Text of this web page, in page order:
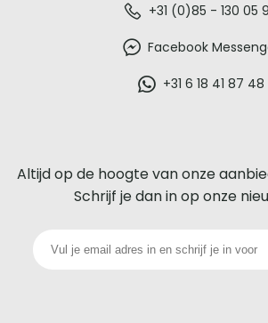
voor
iedere
telefoon
+31 (0)85 - 130 05
Facebook
+31 6 18 41 87 48
Altijd op de hoogte van onze
Schrijf je dan in op onze